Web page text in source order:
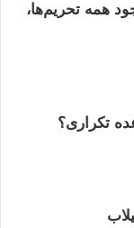
همه تحریم‌ها،